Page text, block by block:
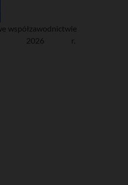
współzawodnictwie
2026 r.